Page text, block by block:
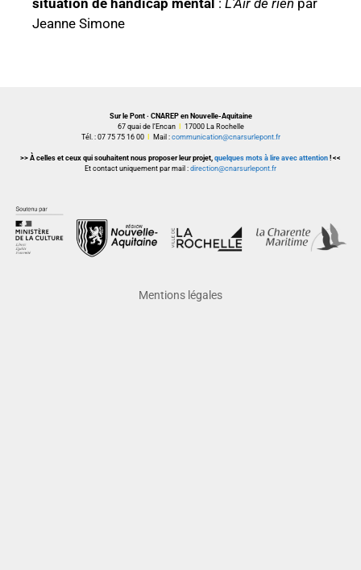
situation de handicap mental : L’Air de rien par
Jeanne Simone
Sur le Pont · CNAREP en Nouvelle-Aquitaine
67 quai de l’Encan
17000 La Rochelle
Tél. : 07 75 75 16 00
Mail : communication@cnarsurlepont.fr
>> À celles et ceux qui souhaitent nous proposer leur projet, quelques mots à lire avec attention ! <<
Et contact uniquement par mail : direction@cnarsurlepont.fr
Mentions légales